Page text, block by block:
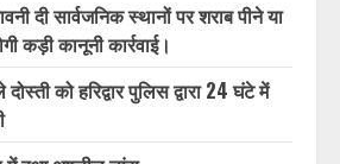
दी सार्वजनिक स्थानों पर शराब पीने या
कड़ी कानूनी कार्रवाई।
को हरिद्वार पुलिस द्वारा 24 घंटे में